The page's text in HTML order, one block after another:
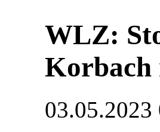
WLZ:
Korbach
03.05.2023